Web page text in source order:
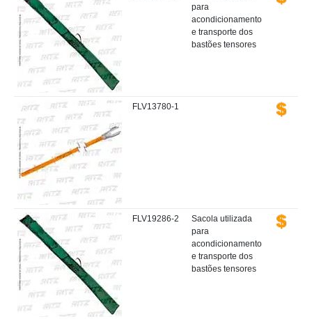
para
acondicionamento
e transporte dos
bastões tensores
FLV13780-1
FLV19286-2
Sacola utilizada
para
acondicionamento
e transporte dos
bastões tensores